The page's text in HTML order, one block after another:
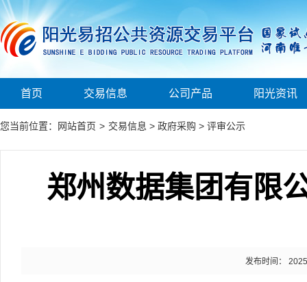
首页 交易信息 公司产品 阳光资讯
您当前位置： 网站首页 > 交易信息 > 政府采购 > 评审公示
郑州数据集团有限
发布时间：